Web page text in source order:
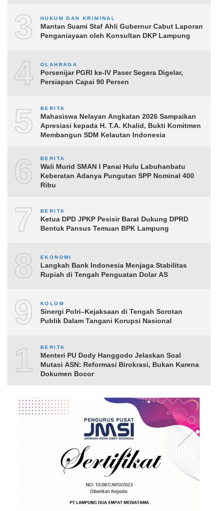
3 HUKUM DAN KRIMINAL
Mantan Suami Staf Ahli Gubernur Cabut Laporan
Penganiayaan oleh Konsultan DKP Lampung
4 OLAHRAGA
Porsenijar PGRI ke-IV Paser Segera Digelar,
Persiapan Capai 90 Persen
5 BERITA
Mahasiswa Nelayan Angkatan 2026 Sampaikan
Apresiasi kepada H. T.A. Khalid, Bukti Komitmen
Membangun SDM Kelautan Indonesia
6 BERITA
Wali Murid SMAN I Panai Hulu Labuhanbatu
Keberatan Adanya Pungutan SPP Nominal 400
Ribu
7 BERITA
Ketua DPD JPKP Pesisir Barat Dukung DPRD
Bentuk Pansus Temuan BPK Lampung
8 EKONOMI
Langkah Bank Indonesia Menjaga Stabilitas
Rupiah di Tengah Penguatan Dolar AS
9 KOLOM
Sinergi Polri–Kejaksaan di Tengah Sorotan
Publik Dalam Tangani Korupsi Nasional
10BERITA
Menteri PU Dody Hanggodo Jelaskan Soal
Mutasi ASN: Reformasi Birokrasi, Bukan Karena
Dokumen Bocor